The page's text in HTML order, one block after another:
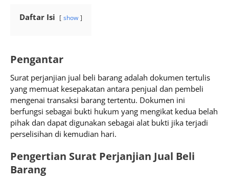
Daftar Isi show
Pengantar
Surat perjanjian jual beli barang adalah dokumen tertulis
yang memuat kesepakatan antara penjual dan pembeli
mengenai transaksi barang tertentu. Dokumen ini
berfungsi sebagai bukti hukum yang mengikat kedua belah
pihak dan dapat digunakan sebagai alat bukti jika terjadi
perselisihan di kemudian hari.
Pengertian Surat Perjanjian Jual Beli
Barang